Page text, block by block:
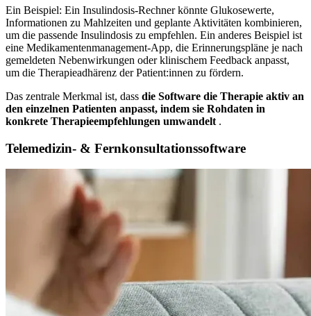
Ein Beispiel: Ein Insulindosis-Rechner könnte Glukosewerte,
Informationen zu Mahlzeiten und geplante Aktivitäten kombinieren,
um die passende Insulindosis zu empfehlen. Ein anderes Beispiel ist
eine Medikamentenmanagement-App, die Erinnerungspläne je nach
gemeldeten Nebenwirkungen oder klinischem Feedback anpasst,
um die Therapieadhärenz der Patient:innen zu fördern.
Das zentrale Merkmal ist, dass die Software die Therapie aktiv an
den einzelnen Patienten anpasst, indem sie Rohdaten in
konkrete Therapieempfehlungen umwandelt .
Telemedizin- & Fernkonsultationssoftware